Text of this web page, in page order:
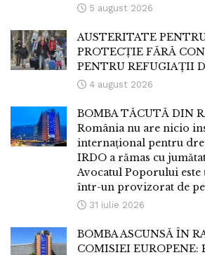
5 august 2026
AUSTERITATE
PROTECȚIE FĂRĂ
PENTRU REFUGIAȚII
4 august 2026
BOMBA TĂCUTĂ DIN
România nu are nicio
internațional pentru
IRDO a rămas cu
Avocatul Poporului
într-un provizorat de
31 iulie 2026
BOMBA ASCUNSĂ ÎN
COMISIEI EUROPENE: